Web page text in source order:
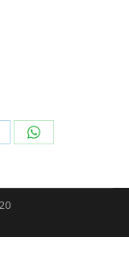
Partager
WhatsApp